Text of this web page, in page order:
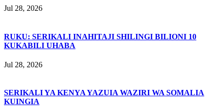
Jul 28, 2026
RUKU: SERIKALI INAHITAJI SHILINGI BILIONI 10
KUKABILI UHABA
Jul 28, 2026
SERIKALI YA KENYA YAZUIA WAZIRI WA SOMALIA
KUINGIA